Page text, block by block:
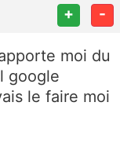
+ -
moi du
google
le faire moi